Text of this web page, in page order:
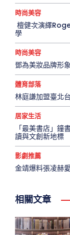
時尚美容
檀健次演繹
學
時尚美容
鄧為美妝品牌形
體育部落
林庭謙加盟臺北
居家生活
「最美書店」
讀與文創新地標
影劇推薦
金靖爆料張凌赫
相關文章